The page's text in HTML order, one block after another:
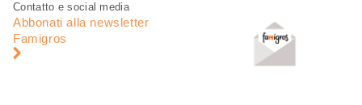
Piè
pagina
Navigazione
pagina
Contatto e social media
Abbonati alla newsletter
Famigros